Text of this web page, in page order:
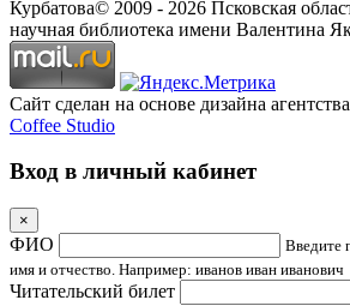
Курбатова© 2009 - 2026 Псковская
научная библиотека имени Валентина
Сайт сделан на основе дизайна
Coffee Studio
Вход в личный кабинет
×
ФИО
Введите
имя и отчество. Например: иванов иван иванович
Читательский билет